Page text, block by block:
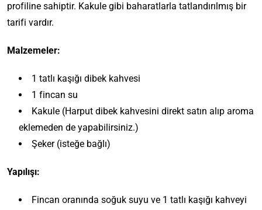
profiline sahiptir. Kakule gibi baharatlarla tatlandırılmış bir
tarifi vardır.
Malzemeler:
1 tatlı kaşığı dibek kahvesi
1 fincan su
Kakule (Harput dibek kahvesini direkt satın alıp aroma
eklemeden de yapabilirsiniz.)
Şeker (isteğe bağlı)
Yapılışı:
Fincan oranında soğuk suyu ve 1 tatlı kaşığı kahveyi